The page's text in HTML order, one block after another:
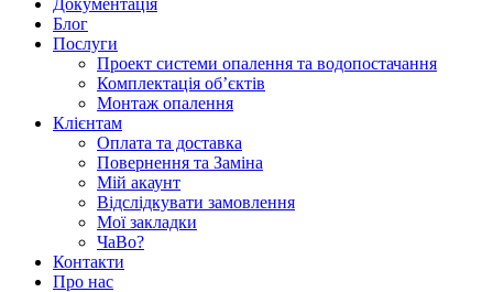
Документація
Блог
Послуги
Проект системи опалення та водопостачання
Комплектація об’єктів
Монтаж опалення
Клієнтам
Оплата та доставка
Повернення та Заміна
Мій акаунт
Відслідкувати замовлення
Мої закладки
ЧаВо?
Контакти
Про нас